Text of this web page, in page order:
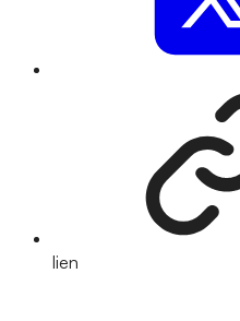
lien